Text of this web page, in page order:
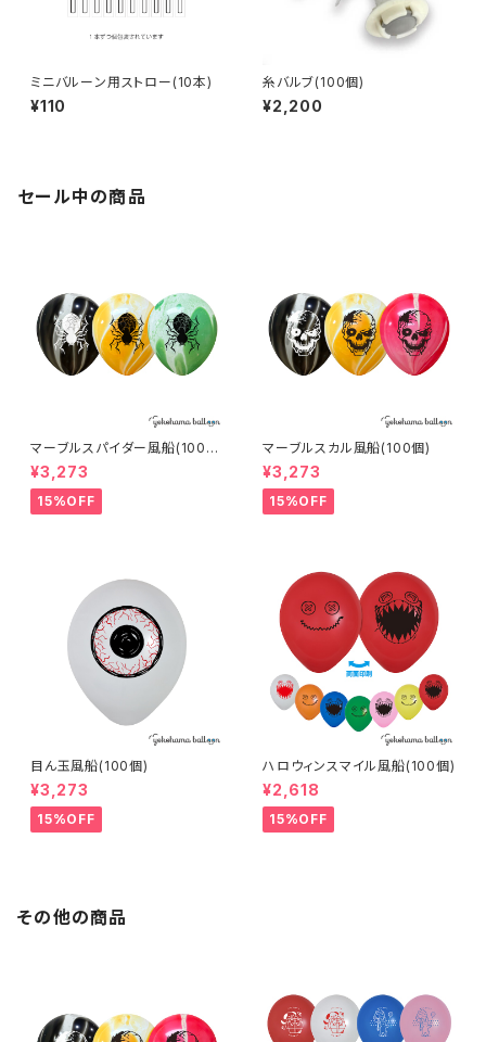
ミニバルーン用ストロー(10本)
¥110
糸バルブ(100個)
¥2,200
セール中の商品
マーブルスパイダー風船(100
個)
¥3,273
15%OFF
マーブルスカル風船(100個)
¥3,273
15%OFF
目ん玉風船(100個)
¥3,273
15%OFF
ハロウィンスマイル風船(100個)
¥2,618
15%OFF
その他の商品